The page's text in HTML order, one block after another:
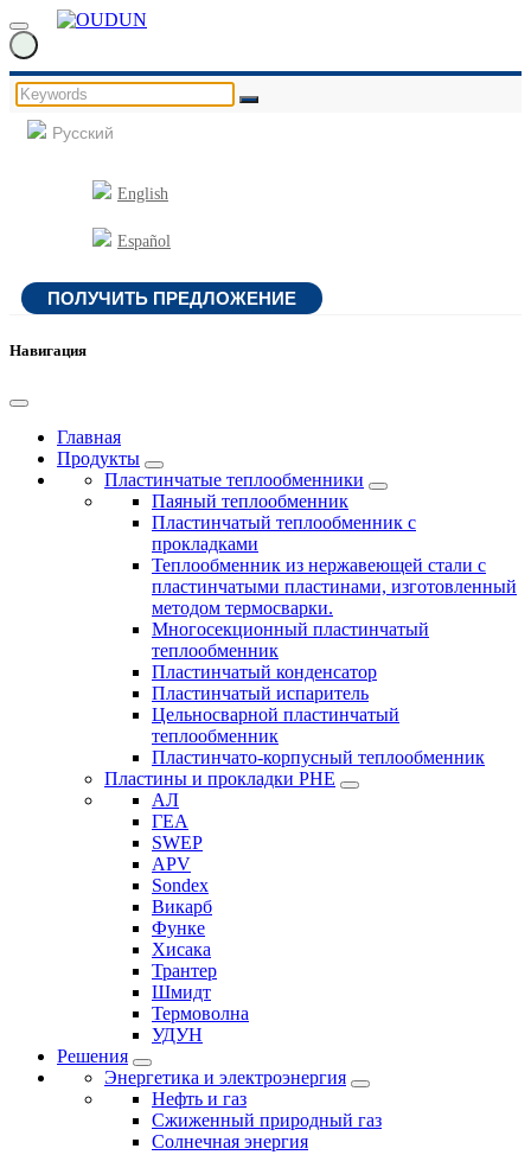
Русский
English
Español
ПОЛУЧИТЬ ПРЕДЛОЖЕНИЕ
Навигация
Главная
Продукты
Пластинчатые теплообменники
Паяный теплообменник
Пластинчатый теплообменник с
прокладками
Теплообменник из нержавеющей стали с
пластинчатыми пластинами, изготовленный
методом термосварки.
Многосекционный пластинчатый
теплообменник
Пластинчатый конденсатор
Пластинчатый испаритель
Цельносварной пластинчатый
теплообменник
Пластинчато-корпусный теплообменник
Пластины и прокладки PHE
АЛ
ГЕА
SWEP
APV
Sondex
Викарб
Функе
Хисака
Трантер
Шмидт
Термоволна
УДУН
Решения
Энергетика и электроэнергия
Нефть и газ
Сжиженный природный газ
Солнечная энергия